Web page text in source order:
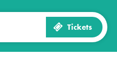
je bezoek
Tickets